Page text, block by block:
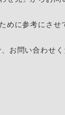
めに参考にさせ
、お問い合わせく